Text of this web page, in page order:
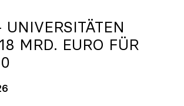
UNIVERSITÄTEN
MRD. EURO FÜR